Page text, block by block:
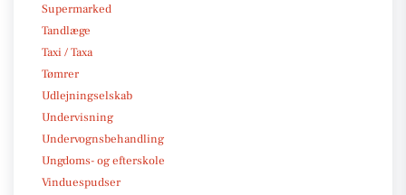
Supermarked
Tandlæge
Taxi / Taxa
Tømrer
Udlejningselskab
Undervisning
Undervognsbehandling
Ungdoms- og efterskole
Vinduespudser